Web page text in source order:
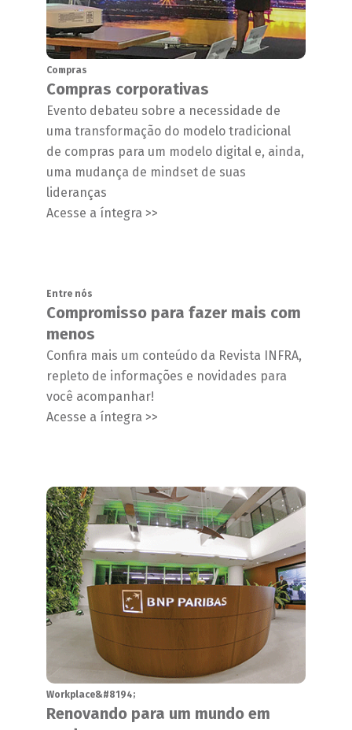
Compras
Compras corporativas
Evento debateu sobre a necessidade de
uma transformação do modelo tradicional
de compras para um modelo digital e, ainda,
uma mudança de mindset de suas
lideranças
Acesse a íntegra >>
Entre nós
Compromisso para fazer mais com
menos
Confira mais um conteúdo da Revista INFRA,
repleto de informações e novidades para
você acompanhar!
Acesse a íntegra >>
Workplace&#8194;
Renovando para um mundo em